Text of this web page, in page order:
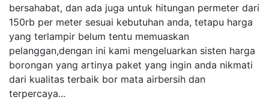
bersahabat, dan ada juga untuk hitungan permeter dari
150rb per meter sesuai kebutuhan anda, tetapu harga
yang terlampir belum tentu memuaskan
pelanggan,dengan ini kami mengeluarkan sisten harga
borongan yang artinya paket yang ingin anda nikmati
dari kualitas terbaik bor mata airbersih dan
terpercaya...